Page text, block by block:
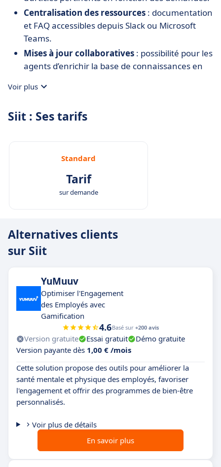
Centralisation des ressources : documentation
et FAQ accessibles depuis Slack ou Microsoft
Teams.
Mises à jour collaboratives : possibilité pour les
agents d’enrichir la base de connaissances en
Voir plus
Siit : Ses tarifs
Standard
Tarif
sur demande
Alternatives clients
sur Siit
YuMuuv
Optimiser l'Engagement
des Employés avec
Gamification
4.6Basé sur +200 avis
Version gratuite Essai gratuit
Démo gratuite
Version payante dès 1,00 € /mois
Cette solution propose des outils pour améliorer la
santé mentale et physique des employés, favoriser
l'engagement et offrir des programmes de bien-être
personnalisés.
Voir plus de détails
En savoir plus